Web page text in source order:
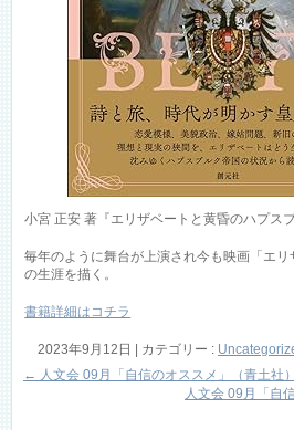
小宮 正安 著『エリザベートと黄昏のハプスブ
毎年のように舞台が上演され今も映画「エ
の生涯を描く。
書籍詳細はコチラ
2023年9月12日 カテゴリー :
← 人文会 09月「自信のオススメ」（青土社）
人文会 09月「自